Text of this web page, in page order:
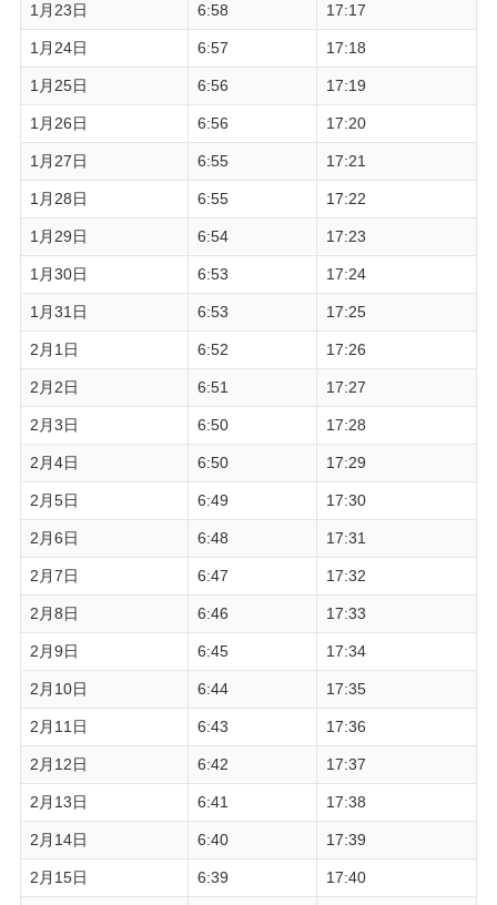
1月23日 6:58 17:17
1月24日 6:57 17:18
1月25日 6:56 17:19
1月26日 6:56 17:20
1月27日 6:55 17:21
1月28日 6:55 17:22
1月29日 6:54 17:23
1月30日 6:53 17:24
1月31日 6:53 17:25
2月1日 6:52 17:26
2月2日 6:51 17:27
2月3日 6:50 17:28
2月4日 6:50 17:29
2月5日 6:49 17:30
2月6日 6:48 17:31
2月7日 6:47 17:32
2月8日 6:46 17:33
2月9日 6:45 17:34
2月10日 6:44 17:35
2月11日 6:43 17:36
2月12日 6:42 17:37
2月13日 6:41 17:38
2月14日 6:40 17:39
2月15日 6:39 17:40